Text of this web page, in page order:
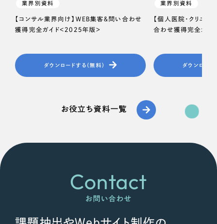
業界別資料
【コンサル業界向け】WEB集客＆問い合わせ
獲得完全ガイド＜2025年版＞
ダウンロードする（無料）
業界別資料
【個人医院・クリニッ
合わせ獲得完全ガイ
ダウンロード
お役立ち資料一覧
Contact
お問い合わせ